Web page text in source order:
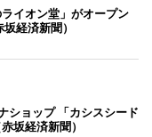
イオン堂」がオープン
経済新聞）
ショップ 「カシスシード
坂経済新聞）